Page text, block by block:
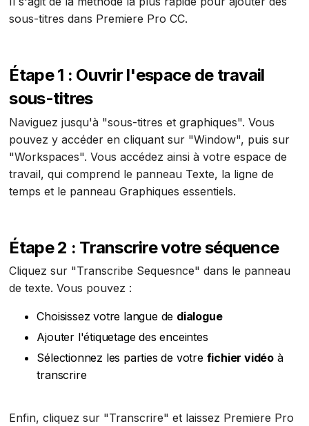
sous-titres dans Premiere Pro CC.
Étape 1 : Ouvrir l'espace de travail
sous-titres
Naviguez jusqu'à "sous-titres et graphiques". Vous
pouvez y accéder en cliquant sur "Window", puis sur
"Workspaces". Vous accédez ainsi à votre espace de
travail, qui comprend le panneau Texte, la ligne de
temps et le panneau Graphiques essentiels.
Étape 2 : Transcrire votre séquence
Cliquez sur "Transcribe Sequesnce" dans le panneau
de texte. Vous pouvez :
Choisissez votre langue de dialogue
Ajouter l'étiquetage des enceintes
Sélectionnez les parties de votre fichier vidéo à
transcrire
Enfin, cliquez sur "Transcrire" et laissez Premiere Pro